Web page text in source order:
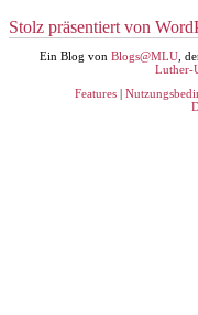
Stolz präsentiert von
Ein Blog von Blogs@MLU,
Luther-
Features |